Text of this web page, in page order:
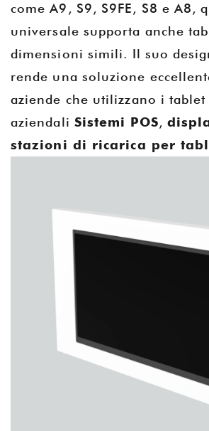
come A9, S9, S9FE, S8 e A8,
universale supporta anche
dimensioni simili. Il suo
rende una soluzione
aziende che utilizzano i tablet
aziendali Sistemi POS,
stazioni di ricarica per